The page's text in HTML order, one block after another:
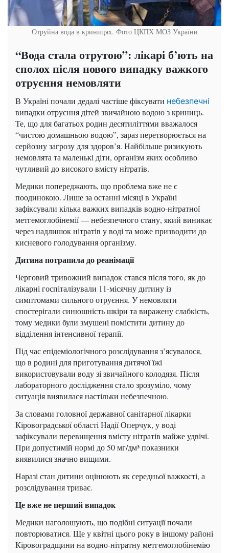
Отруйна вода в криницях. Фото ЦКПХ МОЗ України
“Вода стала отрутою”: лікарі б’ють на
сполох після нового випадку важкого
отруєння немовляти
В Україні почали дедалі частіше фіксувати небезпечні
випадки отруєння дітей звичайною водою з криниць.
Те, що для багатьох родин десятиліттями вважалося
“чистою домашньою водою”, зараз перетворюється на
серйозну загрозу для здоров’я. Найбільше ризикують
немовлята та маленькі діти, організм яких особливо
чутливий до високого вмісту нітратів.
Медики попереджають, що проблема вже не є
поодинокою. Лише за останні місяці в Україні
зафіксували кілька важких випадків водно-нітратної
метгемоглобінемії — небезпечного стану, який виникає
через надлишок нітратів у воді та може призводити до
кисневого голодування організму.
Дитина потрапила до реанімації
Черговий тривожний випадок стався після того, як до
лікарні госпіталізували 11-місячну дитину із
симптомами сильного отруєння. У немовляти
спостерігали синюшність шкіри та виражену слабкість,
тому медики були змушені помістити дитину до
відділення інтенсивної терапії.
Під час епідеміологічного розслідування з’ясувалося,
що в родині для приготування дитячої їжі
використовували воду зі звичайного колодязя. Після
лабораторного дослідження стало зрозуміло, чому
ситуація виявилася настільки небезпечною.
За словами головної державної санітарної лікарки
Кіровоградської області Надії Оперчук, у воді
зафіксували перевищення вмісту нітратів майже удвічі.
При допустимій нормі до 50 мг/дм³ показники
виявилися значно вищими.
Наразі стан дитини оцінюють як середньої важкості, а
розслідування триває.
Це вже не перший випадок
Медики наголошують, що подібні ситуації почали
повторюватися. Ще у квітні цього року в іншому районі
Кіровоградщини на водно-нітратну метгемоглобінемію